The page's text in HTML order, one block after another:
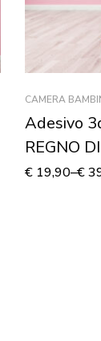
CAMERA
Adesivo
REGNO
oblò
€19,90–€